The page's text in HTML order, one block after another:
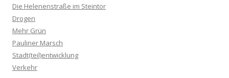
Die Helenenstraße im Steintor
Drogen
Mehr Grün
Pauliner Marsch
Stadt(teil)entwicklung
Verkehr